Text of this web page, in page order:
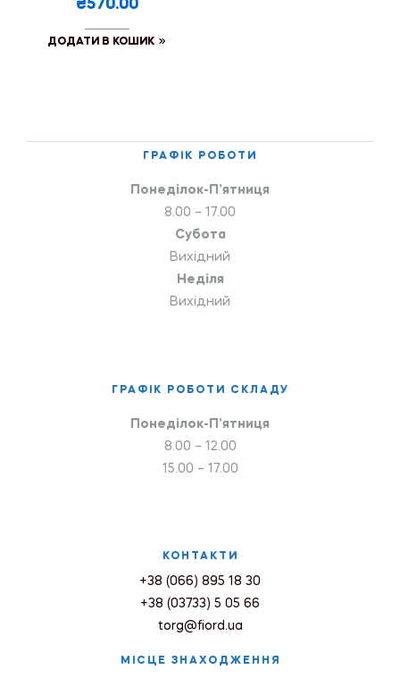
₴570.00
ДОДАТИ В КОШИК
ГРАФІК РОБОТИ
Понеділок-П’ятниця
8.00 – 17.00
Субота
Вихідний
Неділя
Вихідний
ГРАФІК РОБОТИ СКЛАДУ
Понеділок-П’ятниця
8.00 – 12.00
15.00 – 17.00
КОНТАКТИ
+38 (066) 895 18 30
+38 (03733) 5 05 66
torg@fiord.ua
МІСЦЕ ЗНАХОДЖЕННЯ